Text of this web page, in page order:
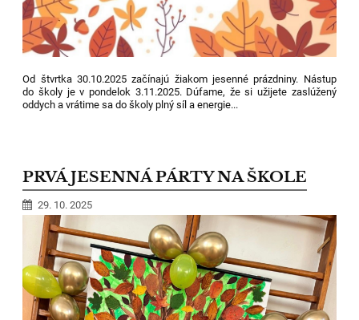
Od štvrtka 30.10.2025 začínajú žiakom jesenné prázdniny. Nástup
do školy je v pondelok 3.11.2025. Dúfame, že si užijete zaslúžený
oddych a vrátime sa do školy plný síl a energie...
PRVÁ JESENNÁ PÁRTY NA ŠKOLE
29. 10. 2025